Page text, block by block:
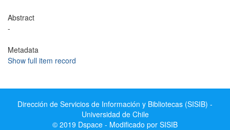
Abstract
-
Metadata
Show full item record
Dirección de Servicios de Información y Bibliotecas (SISIB) -
Universidad de Chile
© 2019 Dspace - Modificado por SISIB